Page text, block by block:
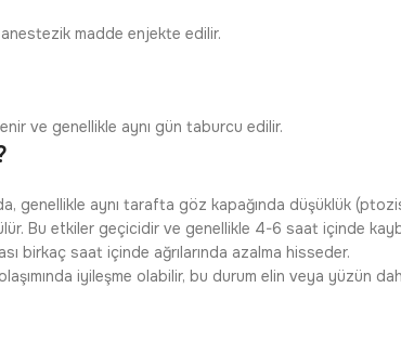
madde enjekte edilir.
ve genellikle aynı gün taburcu edilir.
genellikle aynı tarafta göz kapağında düşüklük
Bu etkiler geçicidir ve genellikle 4-6 saat içinde
birkaç saat içinde ağrılarında azalma hisseder.
iyileşme olabilir, bu durum elin veya yüzün